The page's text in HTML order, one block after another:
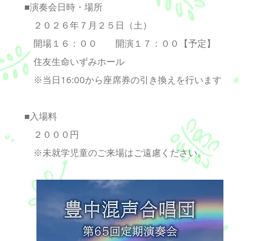
■演奏会日時・場所
２０２６年７月２５日（土）
開場１６：００ 開演１７：００【予定】
住友生命いずみホール
​ ※当日16:00から座席券の引き換えを行います
■入場料
２０００円
※未就学児童のご来場はご遠慮ください。